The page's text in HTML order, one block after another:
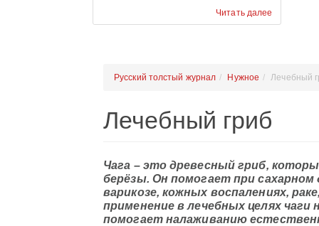
Читать далее
Русский толстый журнал Нужное Лечебный
Лечебный гриб
Чага – это древесный гриб,
берёзы. Он помогает при сахарном
варикозе, кожных воспалениях,
применение в лечебных целях
помогает налаживанию